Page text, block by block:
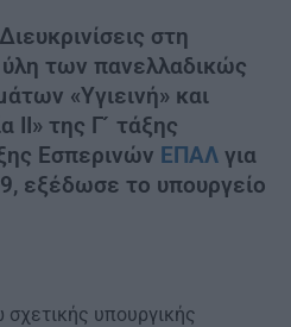
| Διευκρινίσεις στη
των πανελλαδικώς
«Υγιεινή» και
ΙΙ» της Γ ́ τάξης
Εσπερινών ΕΠΑΛ για
εξέδωσε το υπουργείο
υπουργικής